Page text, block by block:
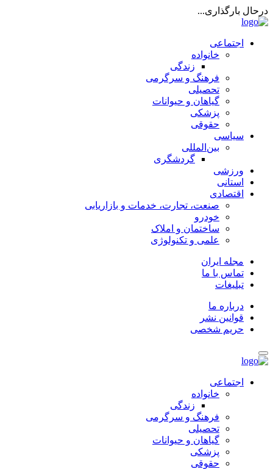
درحال بارگذاری...
اجتماعی
خانواده
زندگی
فرهنگ و سرگرمی
تحصیلی
گیاهان و حیوانات
پزشکی
حقوقی
سیاسی
بین‌المللی
گردشگری
ورزشی
استانی
اقتصادی
صنعت، تجارت، خدمات و بازاریابی
خودرو
ساختمان و املاک
علمی و تکنولوژی
مجله ایران
تماس با ما
تبلیغات
درباره ما
قوانین نشر
حریم شخصی
اجتماعی
خانواده
زندگی
فرهنگ و سرگرمی
تحصیلی
گیاهان و حیوانات
پزشکی
حقوقی